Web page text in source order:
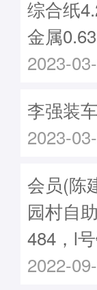
综合纸
金属
2023-
李强装
2023-
会员(陈
园村自
484，l
2022-